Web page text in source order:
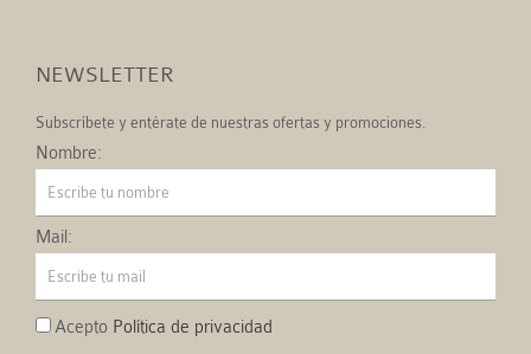
NEWSLETTER
Subscríbete y entérate de nuestras ofertas y promociones.
Nombre:
Mail:
Acepto Política de privacidad